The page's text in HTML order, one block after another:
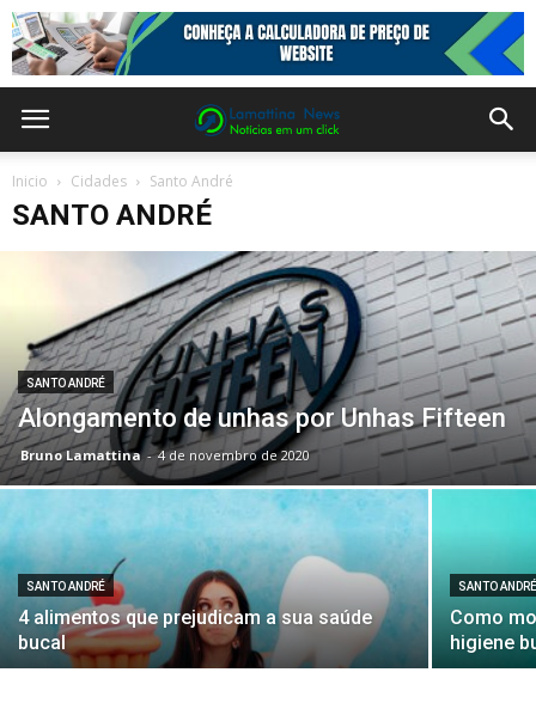
Inicio Cidades Santo André
SANTO ANDRÉ
SANTO ANDRÉ
Alongamento de unhas por Unhas Fifteen
Bruno Lamattina - 4 de novembro de 2020
SANTO ANDRÉ
4 alimentos que prejudicam a sua saúde
bucal
SANTO
Como
higiene